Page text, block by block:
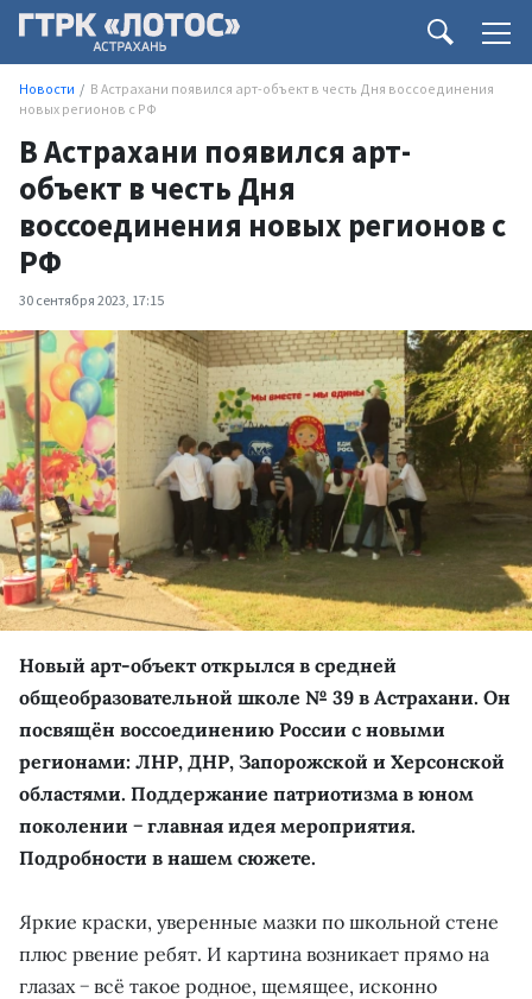
Новости
В Астрахани появился арт-объект в честь Дня воссоединения
новых регионов с РФ
В Астрахани появился арт-
объект в честь Дня
воссоединения новых регионов с
РФ
30 сентября 2023, 17:15
Новый арт-объект открылся в средней
общеобразовательной школе № 39 в Астрахани. Он
посвящён воссоединению России с новыми
регионами: ЛНР, ДНР, Запорожской и Херсонской
областями. Поддержание патриотизма в юном
поколении − главная идея мероприятия.
Подробности в нашем сюжете.
Яркие краски, уверенные мазки по школьной стене
плюс рвение ребят. И картина возникает прямо на
глазах − всё такое родное, щемящее, исконно